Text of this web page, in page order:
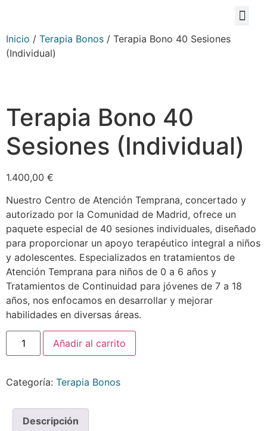
Inicio / Terapia Bonos / Terapia Bono 40 Sesiones
(Individual)
Terapia Bono 40
Sesiones (Individual)
1.400,00 €
Nuestro Centro de Atención Temprana, concertado y
autorizado por la Comunidad de Madrid, ofrece un
paquete especial de 40 sesiones individuales, diseñado
para proporcionar un apoyo terapéutico integral a niños
y adolescentes. Especializados en tratamientos de
Atención Temprana para niños de 0 a 6 años y
Tratamientos de Continuidad para jóvenes de 7 a 18
años, nos enfocamos en desarrollar y mejorar
habilidades en diversas áreas.
Añadir al carrito
Categoría: Terapia Bonos
Descripción